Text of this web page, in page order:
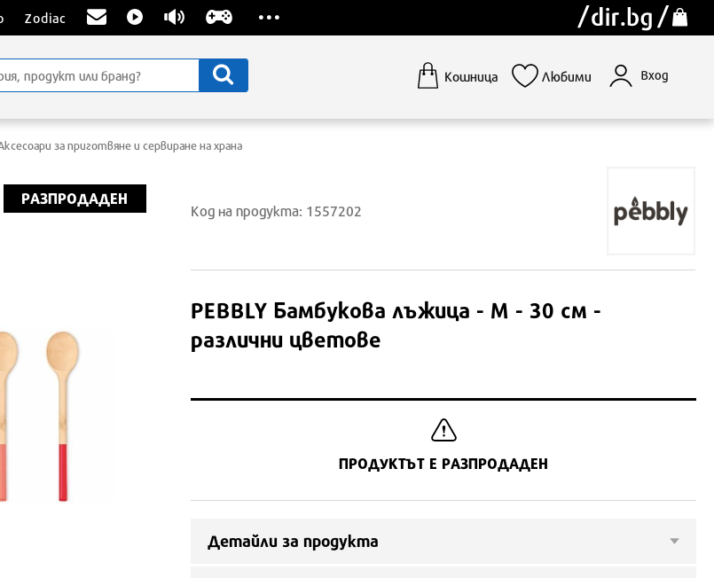
Zodiac
Кошница Любими Вход
за приготвяне и сервиране на храна
РАЗПРОДАДЕН
Код на продукта: 1557202
PEBBLY Бамбукова лъжица - M - 30 см -
различни цветове
ПРОДУКТЪТ Е РАЗПРОДАДЕН
Детайли за продукта